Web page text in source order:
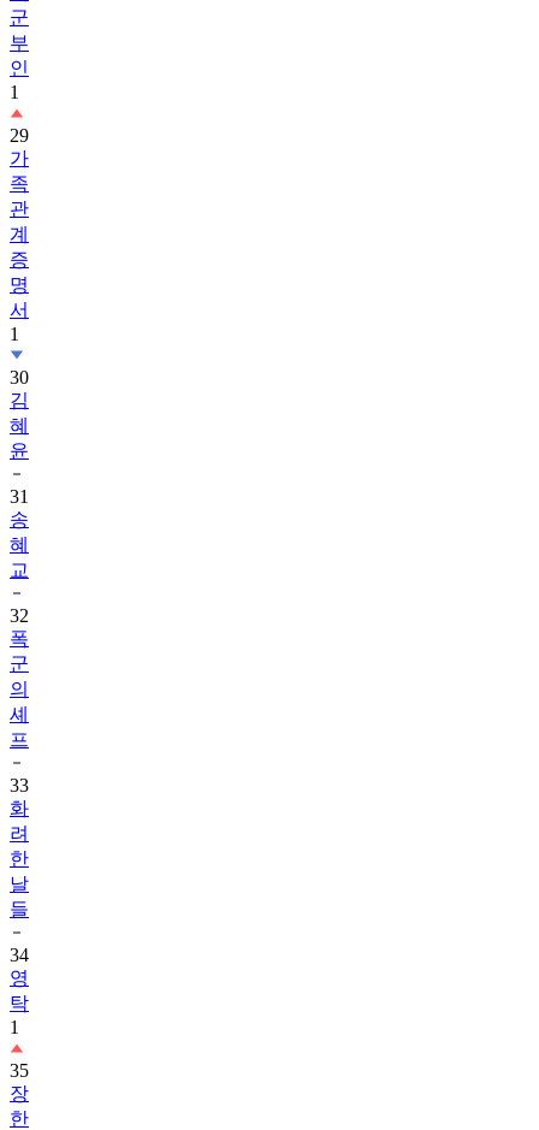
군
부
인
1
29
가
족
관
계
증
명
서
1
30
김
혜
윤
31
송
혜
교
32
폭
군
의
셰
프
33
화
려
한
날
들
34
영
탁
1
35
장
한